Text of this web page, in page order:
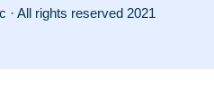
· All rights reserved 2021